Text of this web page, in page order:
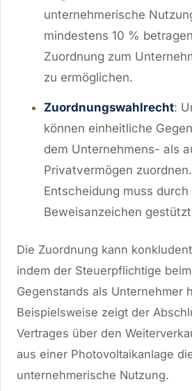
unternehmerische
mindestens 10 %
Zuordnung zum
zu ermöglichen.
Zuordnungswahlrecht:
können einheitliche
dem Unternehmens- als
Privatvermögen
Entscheidung muss durch
Beweisanzeichen
Die Zuordnung kann
indem der Steuerpflichtige
Gegenstands als Unternehmer
Beispielsweise zeigt der
Vertrages über den
aus einer Photovoltaikanlage
unternehmerische Nutzung.